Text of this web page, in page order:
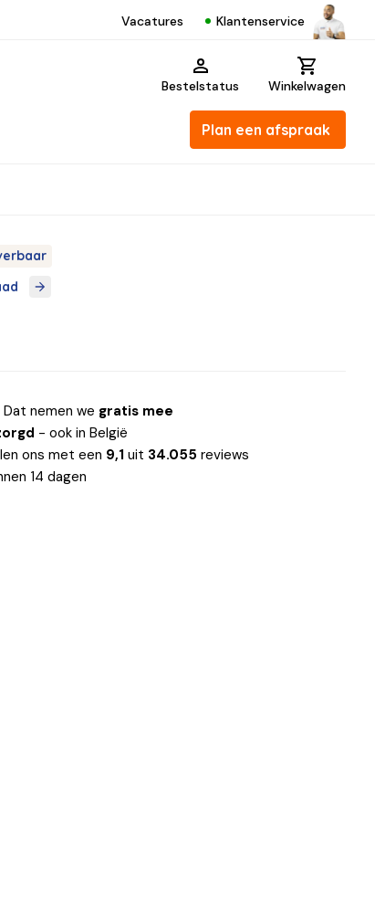
Vacatures Klantenservice
Bestelstatus Winkelwagen
Plan een afspraak
Dat nemen we gratis mee
- ook in België
ons met een 9,1 uit 34.055 reviews
14 dagen